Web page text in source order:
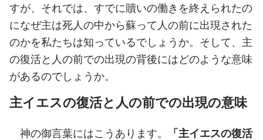
すが、それでは、すでに贖いの働きを終えられたの
になぜ主は死人の中から蘇って人の前に出現された
のかを私たちは知っているでしょうか。そして、主
の復活と人の前での出現の背後にはどのような意味
があるのでしょうか。
主イエスの復活と人の前での出現の意味
神の御言葉にはこうあります。
「主イエスの復活